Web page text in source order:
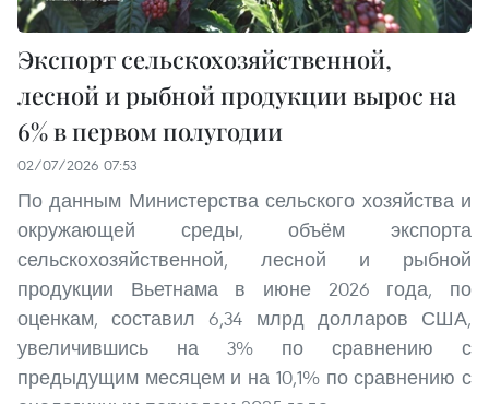
Экспорт сельскохозяйственной,
лесной и рыбной продукции вырос на
6% в первом полугодии
02/07/2026 07:53
По данным Министерства сельского хозяйства и
окружающей среды, объём экспорта
сельскохозяйственной, лесной и рыбной
продукции Вьетнама в июне 2026 года, по
оценкам, составил 6,34 млрд долларов США,
увеличившись на 3% по сравнению с
предыдущим месяцем и на 10,1% по сравнению с